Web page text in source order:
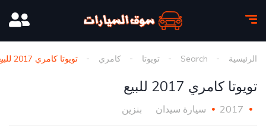
الرئيسية Search تويوتا كامري تويوتا كامري 2017 للبيع
تويوتا كامري 2017 للبيع
2017 سيارة سيدان بنزين